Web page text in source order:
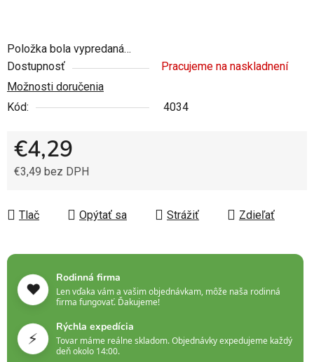
Položka bola vypredaná…
Dostupnosť
Pracujeme na naskladnení
Možnosti doručenia
Kód:
4034
€4,29
€3,49 bez DPH
Tlač
Opýtať sa Strážiť Zdieľať
❤️
Rodinná firma
Len vďaka vám a vašim objednávkam, môže naša rodinná
firma fungovať. Ďakujeme!
⚡
Rýchla expedícia
Tovar máme reálne skladom. Objednávky expedujeme každý
deň okolo 14:00.